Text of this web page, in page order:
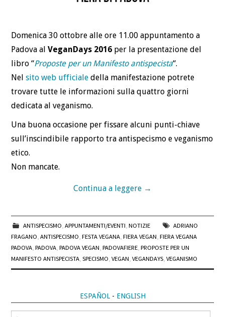
Domenica 30 ottobre alle ore 11.00 appuntamento a
Padova alVeganDays 2016 per la presentazione del
libro “Proposte per un Manifesto antispecista“.
Nelsito web ufficiale della manifestazione potrete
trovare tutte le informazioni sulla quattro giorni
dedicata al veganismo.
Una buona occasione per fissare alcuni punti-chiave
sull’inscindibile rapporto tra antispecismo e veganismo
etico.
Non mancate.
Continua a leggere →
ANTISPECISMO APPUNTAMENTI/EVENTI NOTIZIE
ADRIANO
FRAGANO ,ANTISPECISMO ,FESTA VEGANA ,FIERA VEGAN ,FIERA VEGANA
PADOVA ,PADOVA ,PADOVA VEGAN ,PADOVAFIERE ,PROPOSTE PER UN
MANIFESTO ANTISPECISTA ,SPECISMO ,VEGAN ,VEGANDAYS ,VEGANISMO
ESPAÑOL- ENGLISH